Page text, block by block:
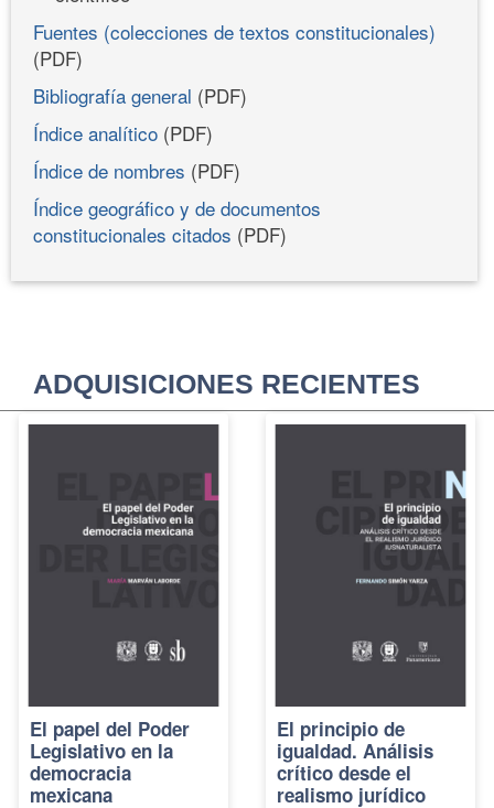
Fuentes (colecciones de textos constitucionales)
(PDF)
Bibliografía general (PDF)
Índice analítico (PDF)
Índice de nombres (PDF)
Índice geográfico y de documentos
constitucionales citados (PDF)
ADQUISICIONES RECIENTES
El papel del Poder
Legislativo en la
democracia
mexicana
El principio de
igualdad. Análisis
crítico desde el
realismo jurídico